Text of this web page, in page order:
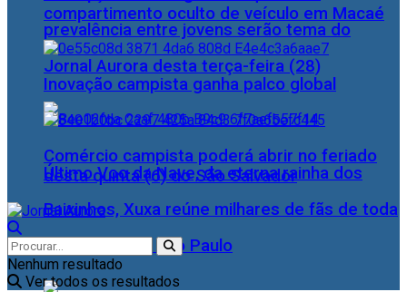
prevalência entre jovens serão tema do
Jornal Aurora desta terça-feira (28)
Último Voo da Nave, da eterna rainha dos
Baixinhos, Xuxa reúne milhares de fãs de toda
as idades, em São Paulo
compartimento oculto de veículo em Macaé
Inovação campista ganha palco global
Comércio campista poderá abrir no feriado
desta quinta (6) do São Salvador
Nenhum resultado
Ver todos os resultados